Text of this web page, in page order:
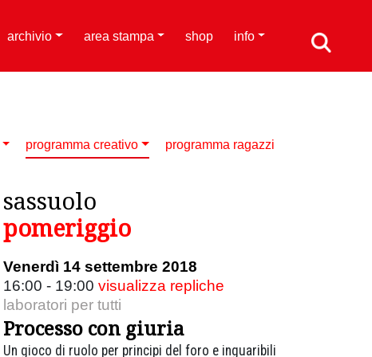
archivio area stampa shop info
programma creativo programma ragazzi
sassuolo
pomeriggio
Venerdì 14 settembre 2018
16:00 - 19:00 visualizza repliche
laboratori per tutti
Processo con giuria
Un gioco di ruolo per principi del foro e inguaribili